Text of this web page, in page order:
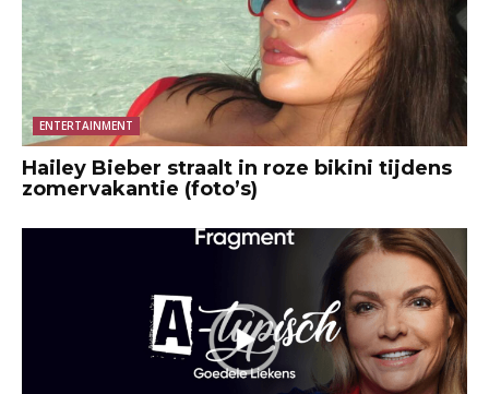
ENTERTAINMENT
Hailey Bieber straalt in roze bikini tijdens
zomervakantie (foto’s)